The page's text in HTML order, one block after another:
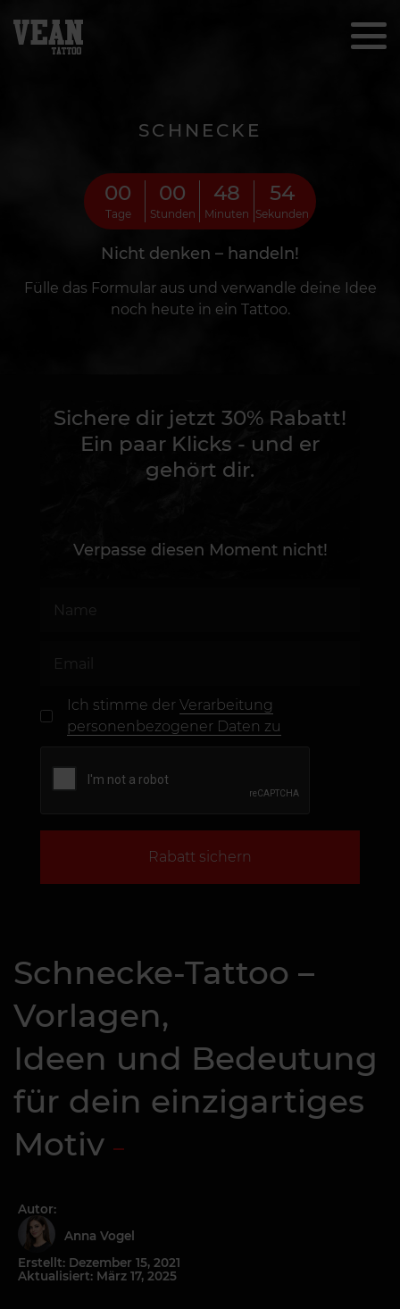
SCHNECKE
00
Tage
00
Stunden
48
Minuten
52
Sekunden
Nicht denken – handeln!
Fülle das Formular aus und verwandle deine Idee
noch heute in ein Tattoo.
Sichere dir jetzt 30% Rabatt!
Ein paar Klicks - und er
gehört dir.
Verpasse diesen Moment nicht!
Ich stimme der Verarbeitung
personenbezogener Daten zu
Rabatt sichern
Schnecke-Tattoo –
Vorlagen,
Ideen und Bedeutung
für dein einzigartiges
Motiv
Autor:
Anna Vogel
Erstellt: Dezember 15, 2021
Aktualisiert: März 17, 2025